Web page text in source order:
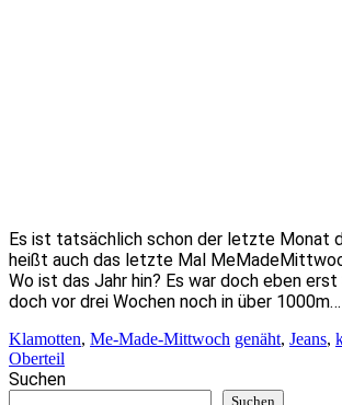
Es ist tatsächlich schon der letzte Monat
heißt auch das letzte Mal
Wo ist das Jahr hin? Es war doch eben erst
doch vor drei Wochen noch in über 1000m…
Klamotten, Me-Made-Mittwoch genäht, Jeans,
Oberteil
Suchen
Suchen